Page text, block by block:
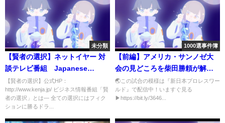
未分類
【賢者の選択】ネットイヤー 対
談テレビ番組 Japanese
company president interview
CEO TV business ビジネス
【賢者の選択】公式HP：
http://www.kenja.jp/ ビジネス情報番組「賢
者の選択」とは― 全ての選択にはフィク
ションに勝るドラ...
1000選事件簿
【前編】アメリカ・サンノゼ大
会の見どころを柴田勝頼が解説
❗️【NJPWWORLD NOW!】
🌏この試合の模様は『新日本プロレスワー
ルド』で配信中​​！いますぐ見る
▶https://bit.ly/3646...